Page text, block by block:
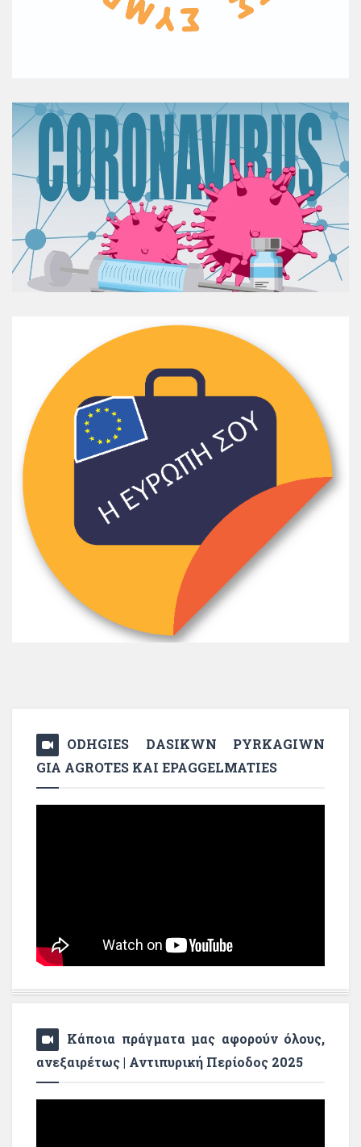
ODHGIES DASIKWN PYRKAGIWN
GIA AGROTES KAI EPAGGELMATIES
Κάποια πράγματα μας αφορούν όλους,
ανεξαιρέτως | Αντιπυρική Περίοδος 2025